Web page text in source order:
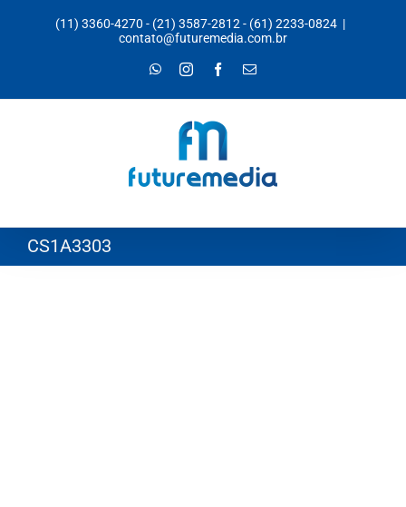
(11) 3360-4270 - (21) 3587-2812- (61) 2233-0824 |
contato@futuremedia.com.br
WhatsAppInstagramFacebook
E-
CS1A3303